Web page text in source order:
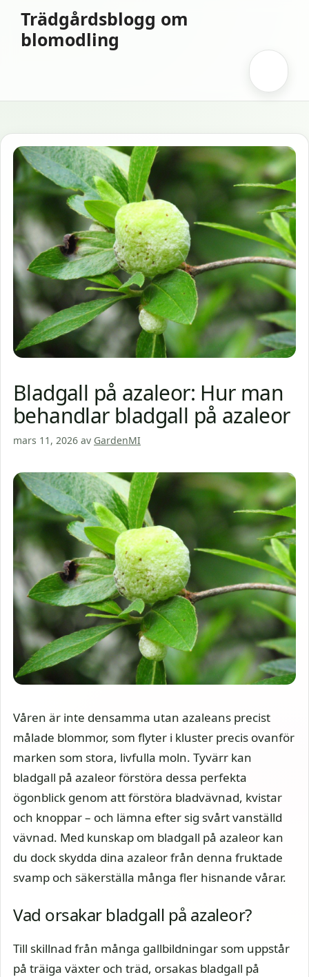
innehåll
Trädgårdsblogg om
blomodling
Bladgall på azaleor: Hur man
behandlar bladgall på azaleor
mars 11, 2026 av GardenMI
Våren är inte densamma utan azaleans precist
målade blommor, som flyter i kluster precis ovanför
marken som stora, livfulla moln. Tyvärr kan
bladgall på azaleor förstöra dessa perfekta
ögonblick genom att förstöra bladvävnad, kvistar
och knoppar – och lämna efter sig svårt vanställd
vävnad. Med kunskap om bladgall på azaleor kan
du dock skydda dina azaleor från denna fruktade
svamp och säkerställa många fler hisnande vårar.
Vad orsakar bladgall på azaleor?
Till skillnad från många gallbildningar som uppstår
på träiga växter och träd, orsakas bladgall på